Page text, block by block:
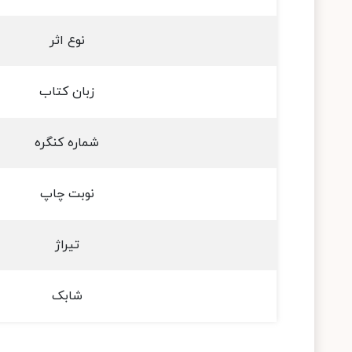
نوع اثر
زبان کتاب
شماره کنگره
نوبت چاپ
تیراژ
شابک